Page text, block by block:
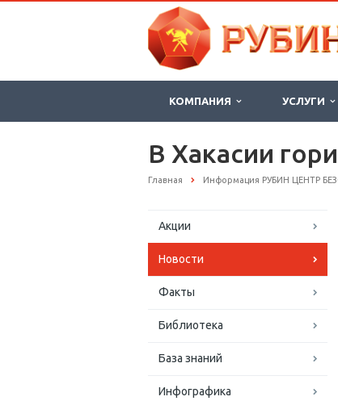
КОМПАНИЯ УСЛУГИ
В Хакасии
Главная Информация РУБИН ЦЕНТР
Акции
Новости
Факты
Библиотека
База знаний
Инфографика